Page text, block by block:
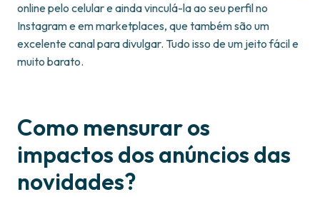
online pelo celular e ainda vinculá-la ao seu perfil no
Instagram e em marketplaces, que também são um
excelente canal para divulgar. Tudo isso de um jeito fácil e
muito barato.
Como mensurar os
impactos dos anúncios das
novidades?